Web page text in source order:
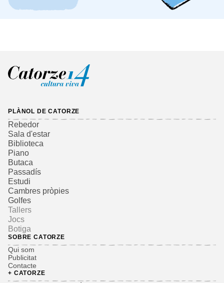
PLÀNOL DE CATORZE
Rebedor
Sala d'estar
Biblioteca
Piano
Butaca
Passadís
Estudi
Cambres pròpies
Golfes
Tallers
Jocs
Botiga
SOBRE CATORZE
Qui som
Publicitat
Contacte
+ CATORZE